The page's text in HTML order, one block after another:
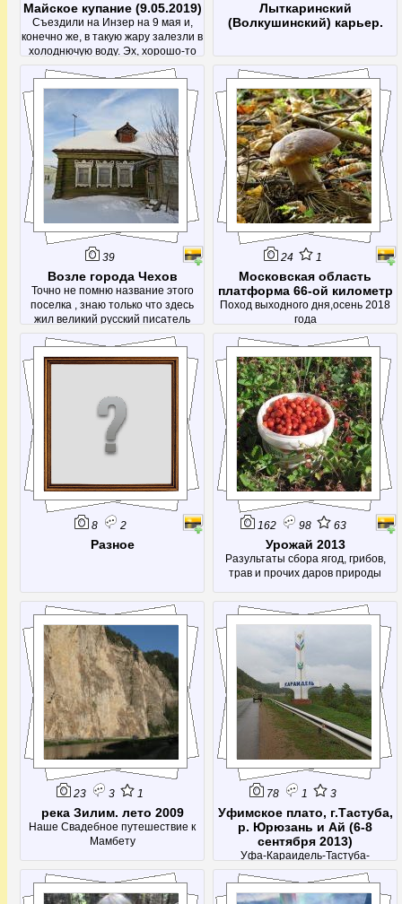
Майское купание (9.05.2019)
Съездили на Инзер на 9 мая и,
конечно же, в такую жару залезли в
холоднючую воду. Эх, хорошо-то
как!
Лыткаринский
(Волкушинский) карьер.
39
Возле города Чехов
Точно не помню название этого
поселка , знаю только что здесь
жил великий русский писатель
Чехов.
24 1
Московская область
платформа 66-ой километр
Поход выходного дня,осень 2018
года
8 2
Разное
162 98 63
Урожай 2013
Разультаты сбора ягод, грибов,
трав и прочих даров природы
23 3 1
река Зилим. лето 2009
Наше Свадебное путешествие к
Мамбету
78 1 3
Уфимское плато, г.Тастуба,
р. Юрюзань и Ай (6-8
сентября 2013)
Уфа-Караидель-Тастуба-
ЛаклыЗаехали на гору, поплавали
по Юрюзани, нашли убежище
Салавата. Случайно наткнулись на